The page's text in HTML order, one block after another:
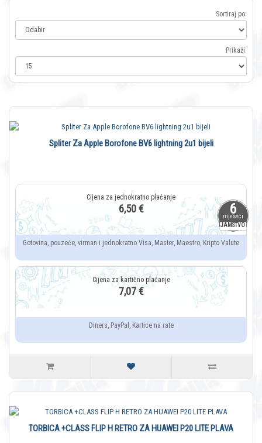
Sortiraj po:
Prikaži:
6
mjeseci
JAMSTVO
Spliter Za Apple Borofone BV6 lightning 2u1 bijeli
6,50 €
Gotovina, pouzeće, virman i jednokratno Visa, Master, Maestro, Kripto Valute
7,07 €
Diners, PayPal, Kartice na rate
TORBICA +CLASS FLIP H RETRO ZA HUAWEI P20 LITE PLAVA